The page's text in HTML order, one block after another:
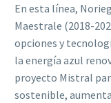
En esta línea,
Maestrale (2018-
opciones y
la energía azul
proyecto Mistral
sostenible,